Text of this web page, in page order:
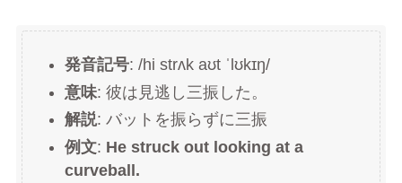
発音記号: /hi strʌk aʊt ˈlʊkɪŋ/
意味: 彼は見逃し三振した。
解説: バットを振らずに三振
例文: He struck out looking at a
curveball.